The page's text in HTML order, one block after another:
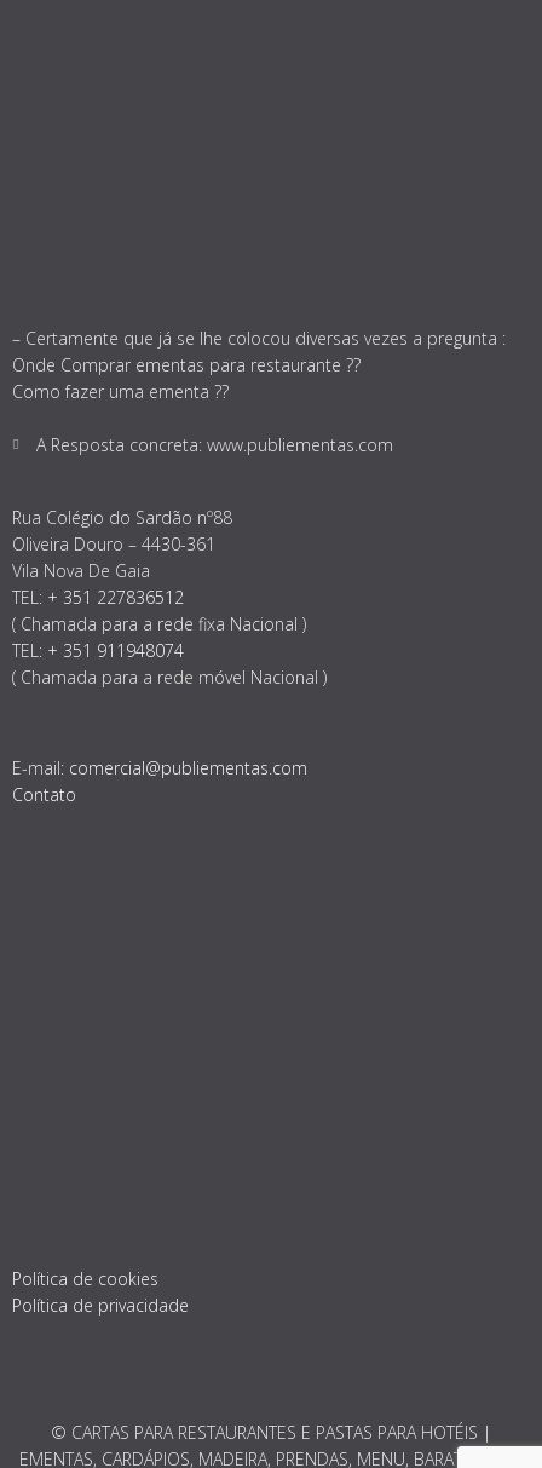
– Certamente que já se lhe colocou diversas vezes a pregunta :
Onde Comprar ementas para restaurante ??
Como fazer uma ementa ??
A Resposta concreta: www.publiementas.com
Rua Colégio do Sardão nº88
Oliveira Douro – 4430-361
Vila Nova De Gaia
TEL: + 351 227836512
( Chamada para a rede fixa Nacional )
TEL: + 351 911948074
( Chamada para a rede móvel Nacional )
E-mail: comercial@publiementas.com
Contato
Política de cookies
Política de privacidade
© CARTAS PARA RESTAURANTES E PASTAS PARA HOTÉIS |
EMENTAS, CARDÁPIOS, MADEIRA, PRENDAS, MENU, BARATO 2026.